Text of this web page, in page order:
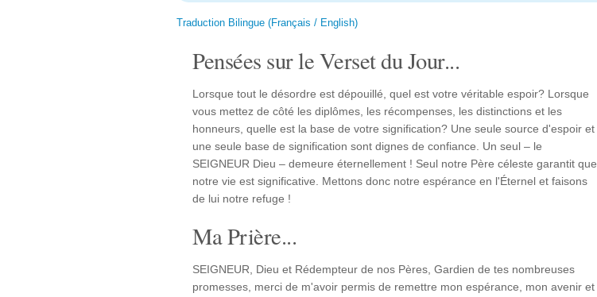
Traduction Bilingue (Français / English)
Pensées sur le Verset du Jour...
Lorsque tout le désordre est dépouillé, quel est votre véritable espoir? Lorsque
vous mettez de côté les diplômes, les récompenses, les distinctions et les
honneurs, quelle est la base de votre signification? Une seule source d'espoir et
une seule base de signification sont dignes de confiance. Un seul – le
SEIGNEUR Dieu – demeure éternellement ! Seul notre Père céleste garantit que
notre vie est significative. Mettons donc notre espérance en l'Éternel et faisons
de lui notre refuge !
Ma Prière...
SEIGNEUR, Dieu et Rédempteur de nos Pères, Gardien de tes nombreuses
promesses, merci de m'avoir permis de remettre mon espérance, mon avenir et